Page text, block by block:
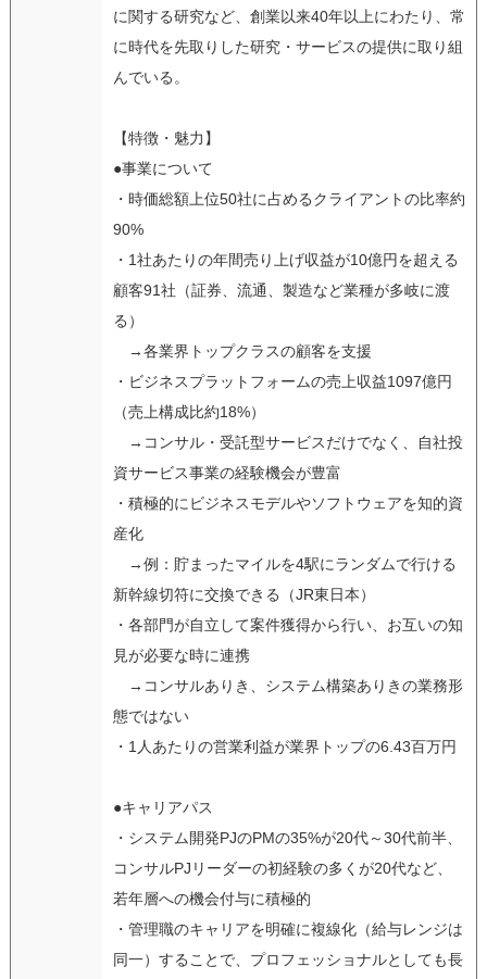
に関する研究など、創業以来40年以上にわたり、常
に時代を先取りした研究・サービスの提供に取り組
んでいる。
【特徴・魅力】
●事業について
・時価総額上位50社に占めるクライアントの比率約
90%
・1社あたりの年間売り上げ収益が10億円を超える
顧客91社（証券、流通、製造など業種が多岐に渡
る）
→各業界トップクラスの顧客を支援
・ビジネスプラットフォームの売上収益1097億円
（売上構成比約18%）
→コンサル・受託型サービスだけでなく、自社投
資サービス事業の経験機会が豊富
・積極的にビジネスモデルやソフトウェアを知的資
産化
→例：貯まったマイルを4駅にランダムで行ける
新幹線切符に交換できる（JR東日本）
・各部門が自立して案件獲得から行い、お互いの知
見が必要な時に連携
→コンサルありき、システム構築ありきの業務形
態ではない
・1人あたりの営業利益が業界トップの6.43百万円
●キャリアパス
・システム開発PJのPMの35%が20代～30代前半、
コンサルPJリーダーの初経験の多くが20代など、
若年層への機会付与に積極的
・管理職のキャリアを明確に複線化（給与レンジは
同一）することで、プロフェッショナルとしても長